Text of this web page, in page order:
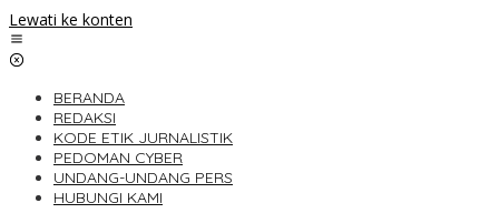
Lewati ke konten
BERANDA
REDAKSI
KODE ETIK JURNALISTIK
PEDOMAN CYBER
UNDANG-UNDANG PERS
HUBUNGI KAMI